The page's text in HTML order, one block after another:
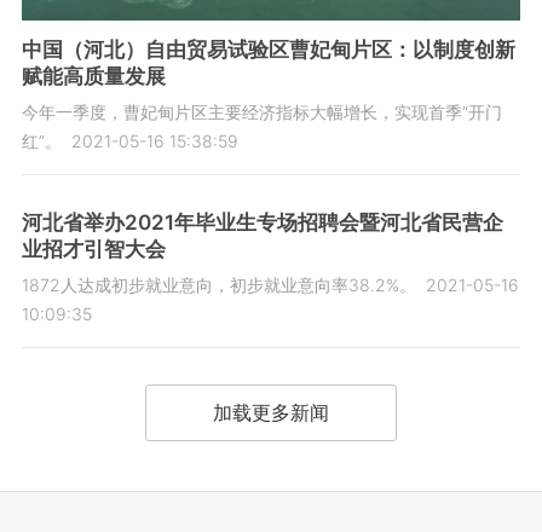
中国（河北）自由贸易试验区曹妃甸片区：以制度创新
赋能高质量发展
今年一季度，曹妃甸片区主要经济指标大幅增长，实现首季“开门
红”。
2021-05-16 15:38:59
河北省举办2021年毕业生专场招聘会暨河北省民营企
业招才引智大会
1872人达成初步就业意向，初步就业意向率38.2%。
2021-05-16
10:09:35
加载更多新闻